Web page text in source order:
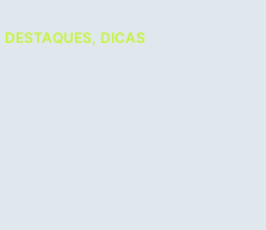
DESTAQUES, DICAS